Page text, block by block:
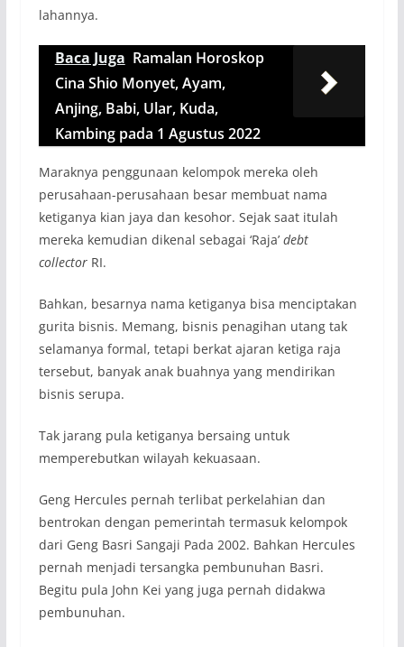
lahannya.
Baca Juga Ramalan Horoskop
Cina Shio Monyet, Ayam,
Anjing, Babi, Ular, Kuda,
Kambing pada 1 Agustus 2022
Maraknya penggunaan kelompok mereka oleh
perusahaan-perusahaan besar membuat nama
ketiganya kian jaya dan kesohor. Sejak saat itulah
mereka kemudian dikenal sebagai ‘Raja’ debt
collectorRI.
Bahkan, besarnya nama ketiganya bisa menciptakan
gurita bisnis. Memang, bisnis penagihan utang tak
selamanya formal, tetapi berkat ajaran ketiga raja
tersebut, banyak anak buahnya yang mendirikan
bisnis serupa.
Tak jarang pula ketiganya bersaing untuk
memperebutkan wilayah kekuasaan.
Geng Hercules pernah terlibat perkelahian dan
bentrokan dengan pemerintah termasuk kelompok
dari Geng Basri Sangaji Pada 2002. Bahkan Hercules
pernah menjadi tersangka pembunuhan Basri.
Begitu pula John Kei yang juga pernah didakwa
pembunuhan.